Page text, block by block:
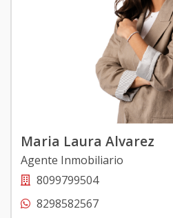
Maria Laura Alvarez
Agente Inmobiliario
8099799504
8298582567